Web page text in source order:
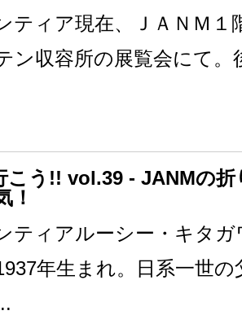
ティア現在、ＪＡＮＭ１
ン収容所の展覧会にて。
こう!! vol.39 - JANMの
！
ティアルーシー・キタ
年生まれ。日系一世の